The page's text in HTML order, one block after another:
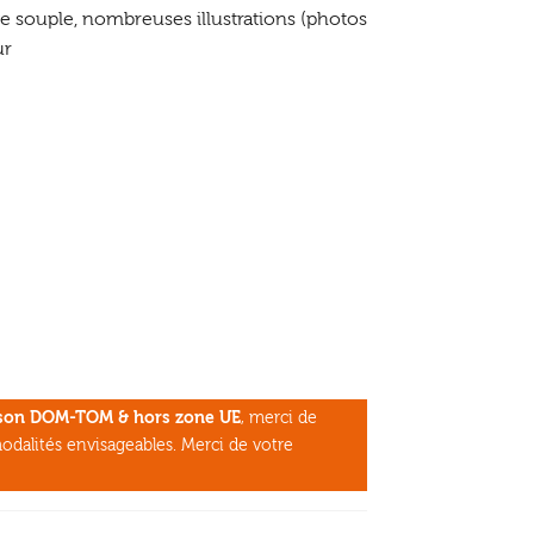
souple, nombreuses illustrations (photos
DOM-TOM & hors zone UE, merci de
envisageables. Merci de votre